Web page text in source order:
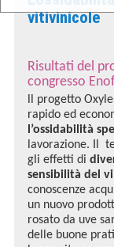
vitivinicole
Risultati del
congresso
ll progetto
rapido ed
l’ossidabilità
lavorazione. Il
gli effetti di
sensibilità del
conoscenze
un nuovo
rosato da uve
delle buone